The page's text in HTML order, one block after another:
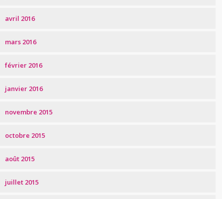
avril 2016
mars 2016
février 2016
janvier 2016
novembre 2015
octobre 2015
août 2015
juillet 2015